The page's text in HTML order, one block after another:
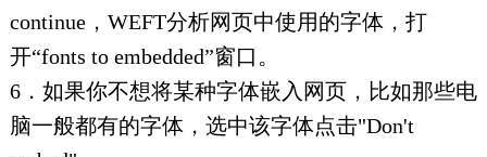
continue，WEFT分析网页中使用的字体，打
开“fonts to embedded”窗口。
6．如果你不想将某种字体嵌入网页，比如那些电
脑一般都有的字体，选中该字体点击"Don't